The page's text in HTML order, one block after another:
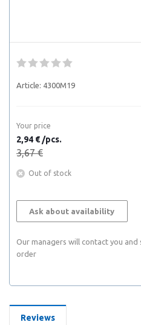
Article: 4300M19
Your price
2,94 € /pcs.
3,67 €
Out of stock
Ask about availability
Our managers will contact you
order
Reviews